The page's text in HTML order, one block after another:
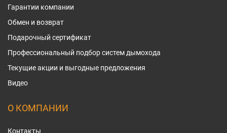
Гарантии компании
Обмен и возврат
Подарочный сертификат
Профессиональный подбор систем дымохода
Текущие акции и выгодные предложения
Видео
О КОМПАНИИ
Контакты